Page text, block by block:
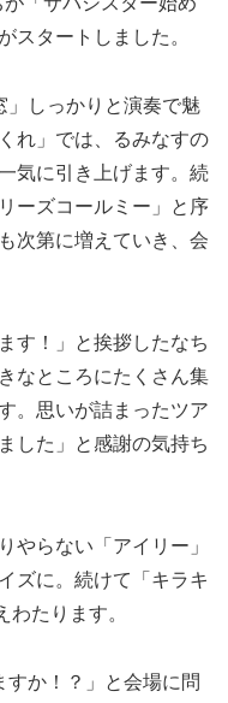
スタートしました。
」しっかりと演奏で魅
れ」では、るみなすの
気に引き上げます。続
ーズコールミー」と序
次第に増えていき、会
す！」と挨拶したなち
なところにたくさん集
。思いが詰まったツア
した」と感謝の気持ち
やらない「アイリー」
ズに。続けて「キラキ
たります。
すか！？」と会場に問